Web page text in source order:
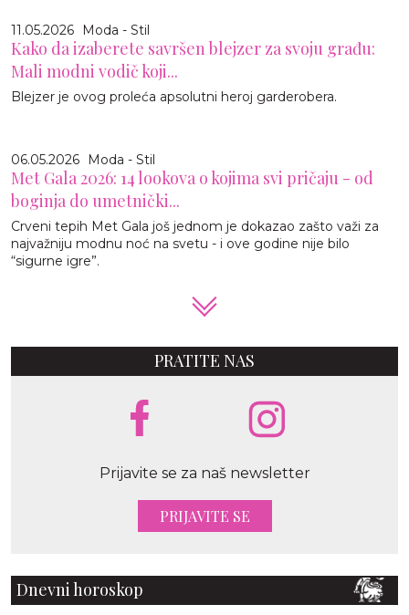
11.05.2026 Moda - Stil
Kako da izaberete savršen blejzer za svoju građu:
Mali modni vodič koji...
Blejzer je ovog proleća apsolutni heroj garderobera.
06.05.2026 Moda - Stil
Met Gala 2026: 14 lookova o kojima svi pričaju - od
boginja do umetnički...
Crveni tepih Met Gala još jednom je dokazao zašto važi za
najvažniju modnu noć na svetu - i ove godine nije bilo
“sigurne igre”.
PRATITE NAS
Prijavite se za naš newsletter
PRIJAVITE SE
Dnevni horoskop